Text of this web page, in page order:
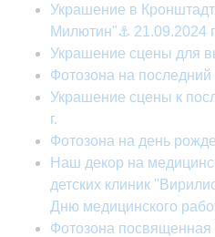
Украшение в
Милютин"⚓ 21.09.2024
Украшение сцены для
Фотозона на последний
Украшение сцены к
г.
Фотозона на день
Наш декор на
детских клиник
Дню медицинского
Фотозона